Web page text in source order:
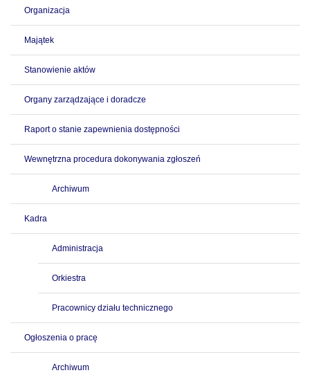
Organizacja
Majątek
Stanowienie aktów
Organy zarządzające i doradcze
Raport o stanie zapewnienia dostępności
Wewnętrzna procedura dokonywania zgłoszeń
Archiwum
Kadra
Administracja
Orkiestra
Pracownicy działu technicznego
Ogłoszenia o pracę
Archiwum